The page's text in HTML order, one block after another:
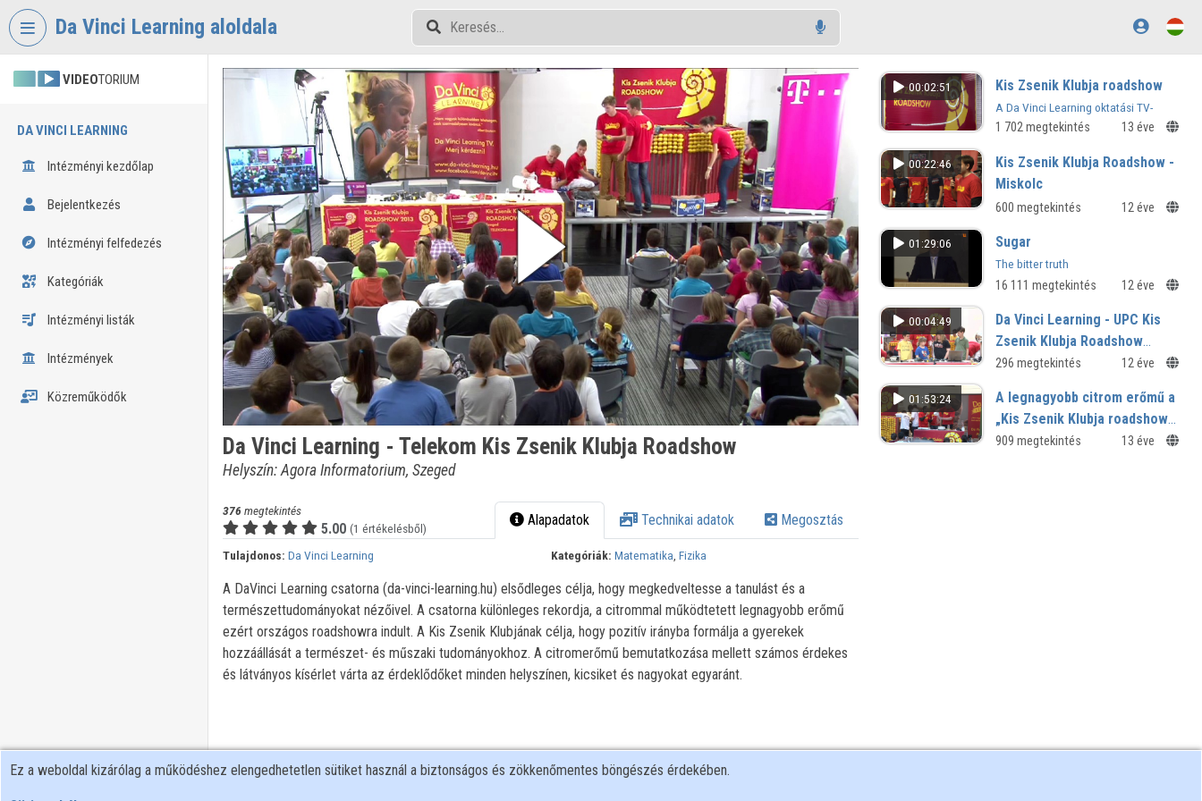
Fejléc kihagyása
Da Vinci Learning aloldala
VIDEOTORIUM
DA VINCI LEARNING
Intézményi kezdőlap
Bejelentkezés
Intézményi felfedezés
Kategóriák
Intézményi listák
Intézmények
Közreműködők
Da Vinci Learning - Telekom Kis Zsenik Klubja Roadshow
Helyszín: Agora Informatorium, Szeged
376 megtekintés
5.00 (1 értékelésből) Alapadatok Technikai adatok Megosztás
Tulajdonos: Da Vinci Learning Kategóriák: Matematika,Fizika
A DaVinci Learning csatorna (da-vinci-learning.hu) elsődleges célja, hogy megkedveltesse a tanulást és a
természettudományokat nézőivel. A csatorna különleges rekordja, a citrommal működtetett legnagyobb erőmű
ezért országos roadshowra indult. A Kis Zsenik Klubjának célja, hogy pozitív irányba formálja a gyerekek
hozzáállását a természet- és műszaki tudományokhoz. A citromerőmű bemutatkozása mellett számos érdekes
és látványos kísérlet várta az érdeklődőket minden helyszínen, kicsiket és nagyokat egyaránt.
00:02:51 Kis Zsenik Klubja roadshow
A Da Vinci Learning oktatási TV-
csatorna rendezvénysorozata
1 702 megtekintés 13 éve
00:22:46
Kis Zsenik Klubja Roadshow -
Miskolc
600 megtekintés 12 éve
01:29:06 Sugar
The bitter truth
16 111 megtekintés 12 éve
00:04:49
Da Vinci Learning - UPC Kis
Zsenik Klubja Roadshow
Campona
296 megtekintés 12 éve
01:53:24
A legnagyobb citrom erőmű a
„Kis Zsenik Klubja roadshow”
első állomásán
909 megtekintés 13 éve
Ez a weboldal kizárólag a működéshez elengedhetetlen sütiket használ a biztonságos és zökkenőmentes böngészés érdekében.